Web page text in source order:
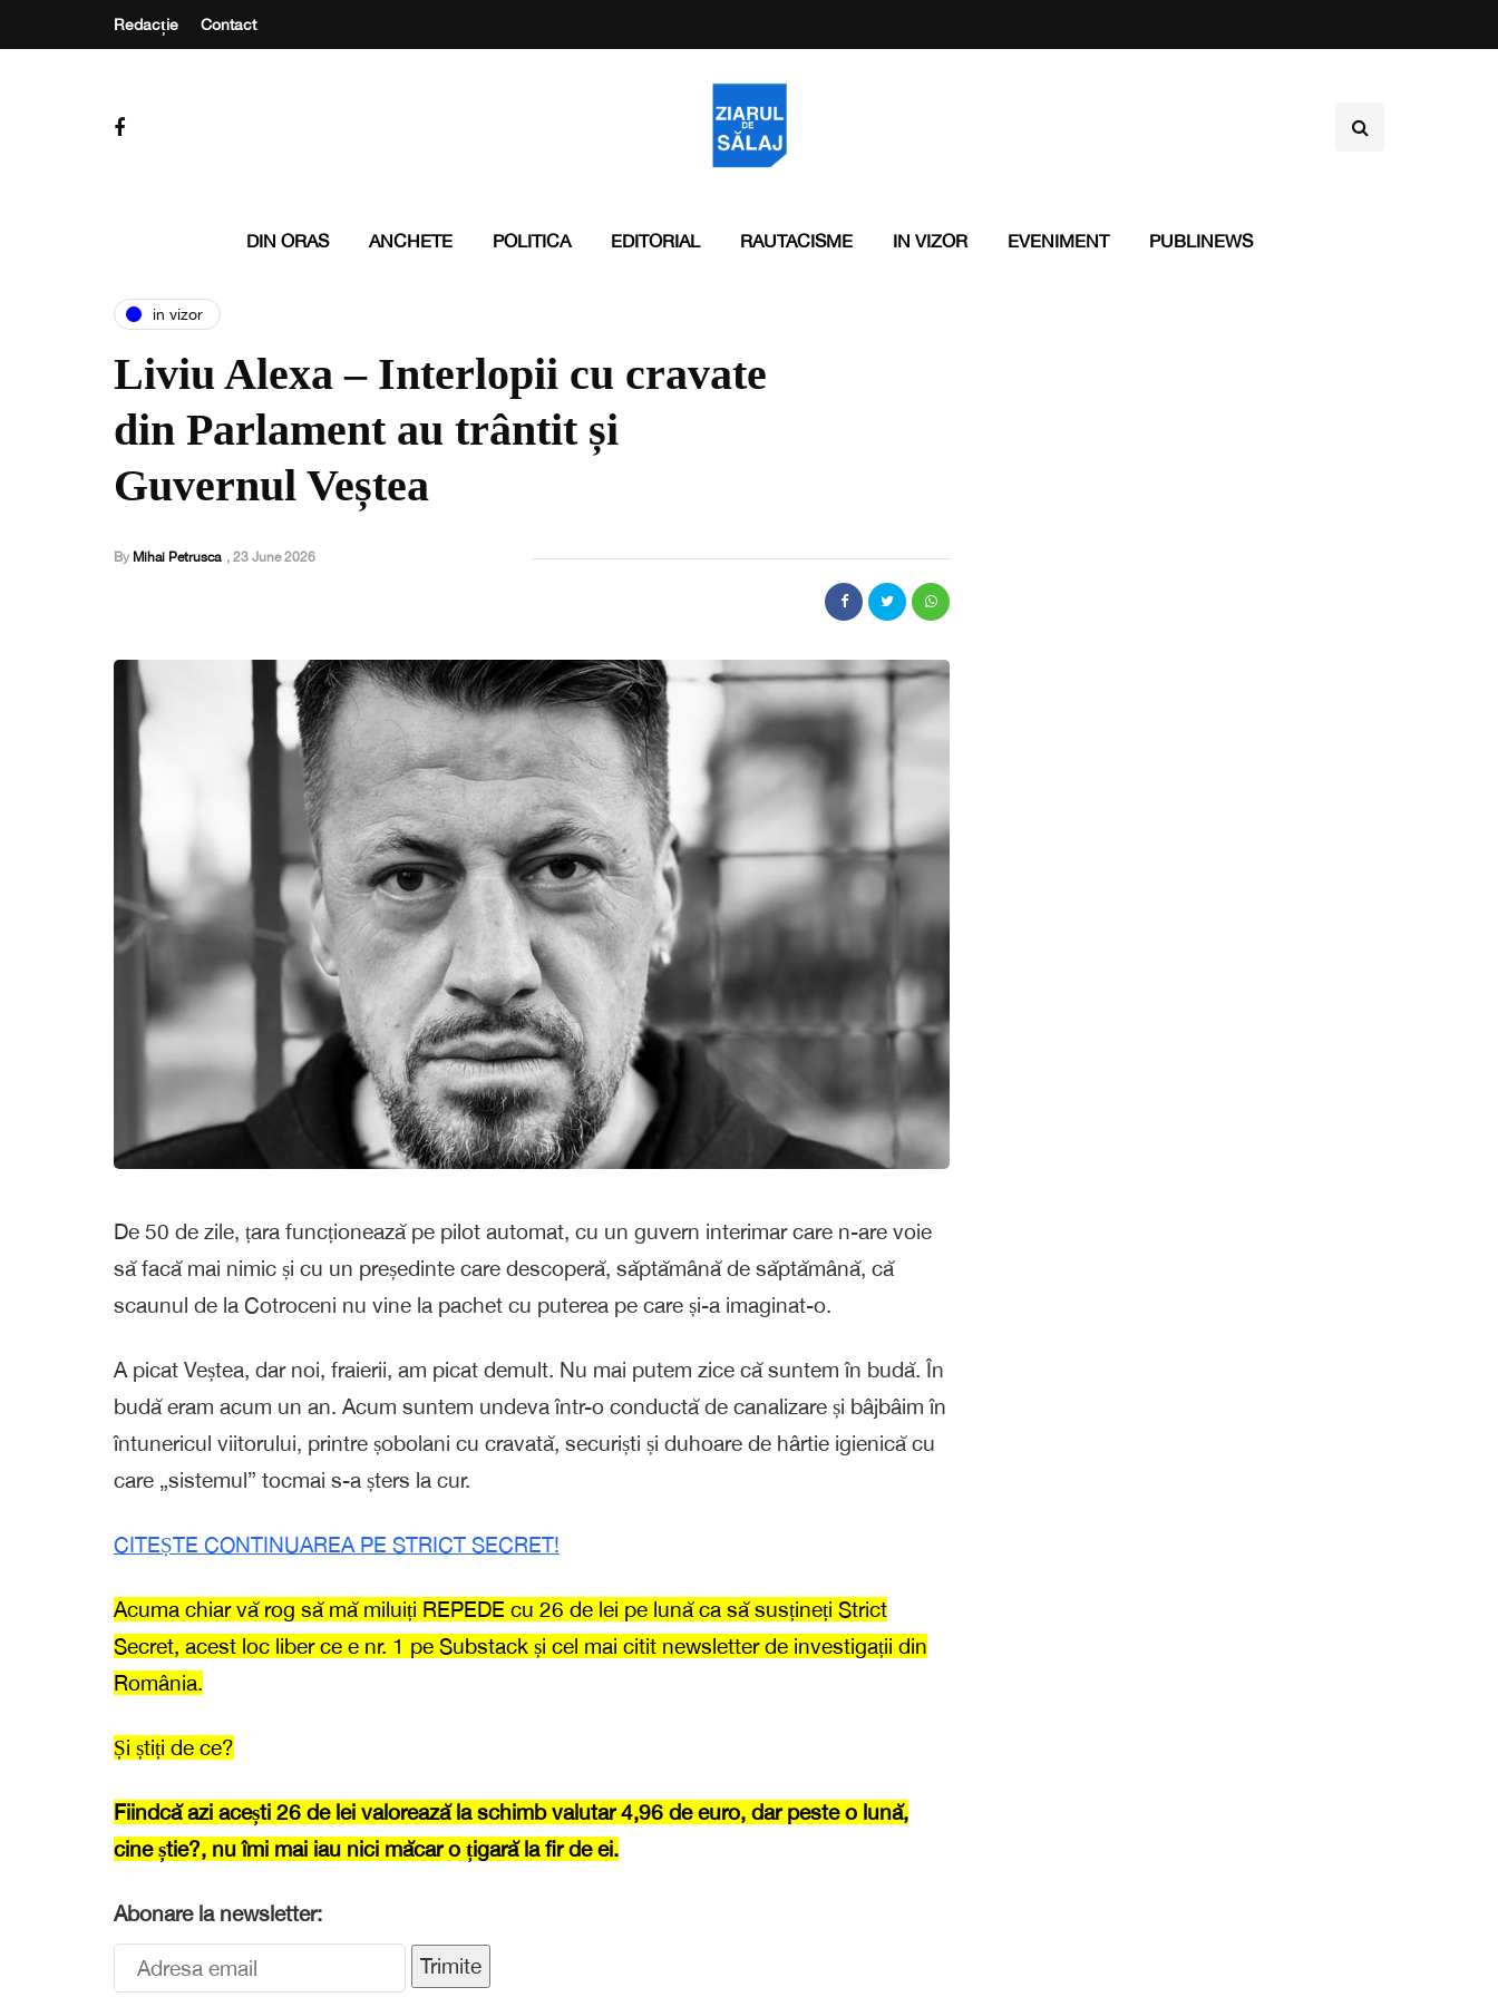
Redacție Contact
DIN ORAS ANCHETE POLITICA EDITORIAL RAUTACISME IN VIZOR EVENIMENT PUBLINEWS
in vizor
Liviu Alexa – Interlopii cu cravate
din Parlament au trântit și
Guvernul Veștea
By Mihai Petrusca , 23 June 2026
De 50 de zile, țara funcționează pe pilot automat, cu un guvern interimar care n-are voie
să facă mai nimic și cu un președinte care descoperă, săptămână de săptămână, că
scaunul de la Cotroceni nu vine la pachet cu puterea pe care și-a imaginat-o.
A picat Veștea, dar noi, fraierii, am picat demult. Nu mai putem zice că suntem în budă. În
budă eram acum un an. Acum suntem undeva într-o conductă de canalizare și bâjbâim în
întunericul viitorului, printre șobolani cu cravată, securiști și duhoare de hârtie igienică cu
care „sistemul” tocmai s-a șters la cur.
CITEȘTE CONTINUAREA PE STRICT SECRET!
Acuma chiar vă rog să mă miluiți REPEDE cu 26 de lei pe lună ca să susțineți Strict
Secret, acest loc liber ce e nr. 1 pe Substack și cel mai citit newsletter de investigații din
România.
Și știți de ce?
Fiindcă azi acești 26 de lei valorează la schimb valutar 4,96 de euro, dar peste o lună,
cine știe?, nu îmi mai iau nici măcar o țigară la fir de ei.
Abonare la newsletter:
Trimite